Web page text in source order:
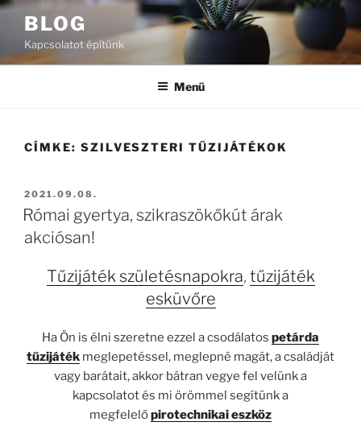
Tartalomhoz
BLOG
Kapcsolatot építünk
Menü
CÍMKE: SZILVESZTERI TŰZIJÁTÉKOK
BEKÜLDVE:
2021.09.08.
Római gyertya, szikraszökőkút árak
akciósan!
Tűzijáték születésnapokra, tűzijáték
esküvőre
Ha Ön is élni szeretne ezzel a csodálatos petárda
tűzijáték meglepetéssel, meglepné magát, a családját
vagy barátait, akkor bátran vegye fel velünk a
kapcsolatot és mi örömmel segítünk a
megfelelőpirotechnikai eszköz